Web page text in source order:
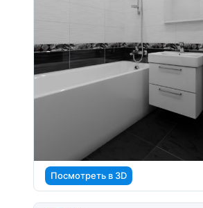
Посмотреть в 3D